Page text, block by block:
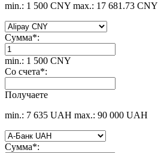
min.: 1 500 CNY max.: 17 681.73 CNY
Сумма*:
min.: 1 500 CNY
Со счета*:
Получаете
min.: 7 635 UAH max.: 90 000 UAH
Сумма*: